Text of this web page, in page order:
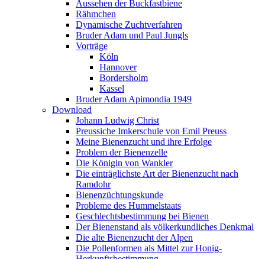
Aussehen der Buckfastbiene
Rähmchen
Dynamische Zuchtverfahren
Bruder Adam und Paul Jungls
Vorträge
Köln
Hannover
Bordersholm
Kassel
Bruder Adam Apimondia 1949
Download
Johann Ludwig Christ
Preussiche Imkerschule von Emil Preuss
Meine Bienenzucht und ihre Erfolge
Problem der Bienenzelle
Die Königin von Wankler
Die einträglichste Art der Bienenzucht nach
Ramdohr
Bienenzüchtungskunde
Probleme des Hummelstaats
Geschlechtsbestimmung bei Bienen
Der Bienenstand als völkerkundliches Denkmal
Die alte Bienenzucht der Alpen
Die Pollenformen als Mittel zur Honig-